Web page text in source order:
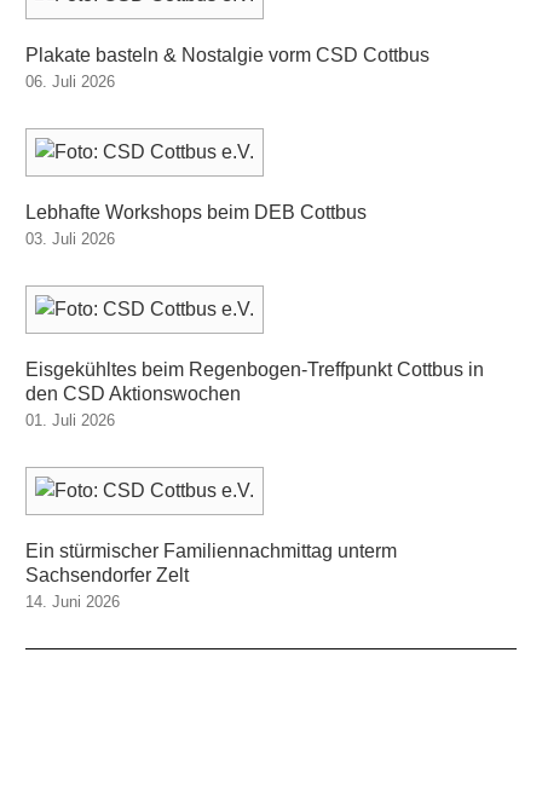
Plakate basteln & Nostalgie vorm CSD Cottbus
06. Juli 2026
Lebhafte Workshops beim DEB Cottbus
03. Juli 2026
Eisgekühltes beim Regenbogen-Treffpunkt Cottbus in
den CSD Aktionswochen
01. Juli 2026
Ein stürmischer Familiennachmittag unterm
Sachsendorfer Zelt
14. Juni 2026